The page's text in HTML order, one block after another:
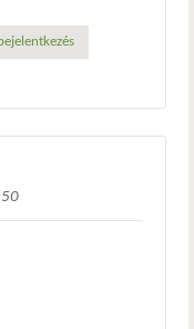
bejelentkezés